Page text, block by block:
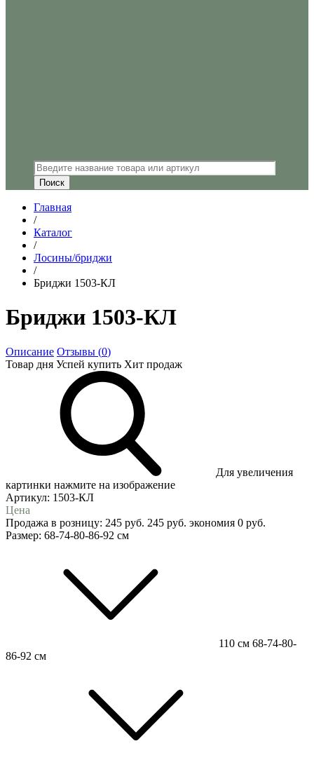
Главная
/
Каталог
/
Лосины/бриджи
/
Бриджи 1503-КЛ
Бриджи 1503-КЛ
Описание Отзывы (0)
Товар дня Успей купить Хит продаж
Для увеличения
картинки нажмите на изображение
Артикул: 1503-КЛ
Цена
Продажа в розницу: 245 руб. 245 руб. экономия 0 руб.
Размер: 68-74-80-86-92 см
110 см 68-74-80-
86-92 см